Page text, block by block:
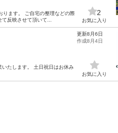
ります。 ご自宅の整理などの際
反映させて頂いて...
2
お気に入り
たします。 土日祝日はお休み
更新8月6日
作成8月4日
お気に入り